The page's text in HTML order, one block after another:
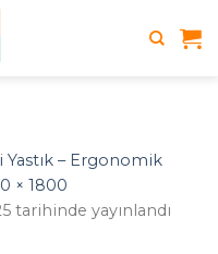
– Ergonomik
× 1800
tarihinde yayınlandı